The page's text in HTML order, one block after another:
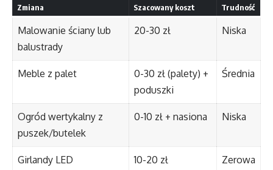
Zmiana Szacowany koszt Trudność
Malowanie ściany lub
balustrady
20-30 zł Niska
Meble z palet
0-30 zł (palety) +
poduszki
Średnia
Ogród wertykalny z
puszek/butelek
0-10 zł + nasiona Niska
Girlandy LED
10-20 zł Zerowa